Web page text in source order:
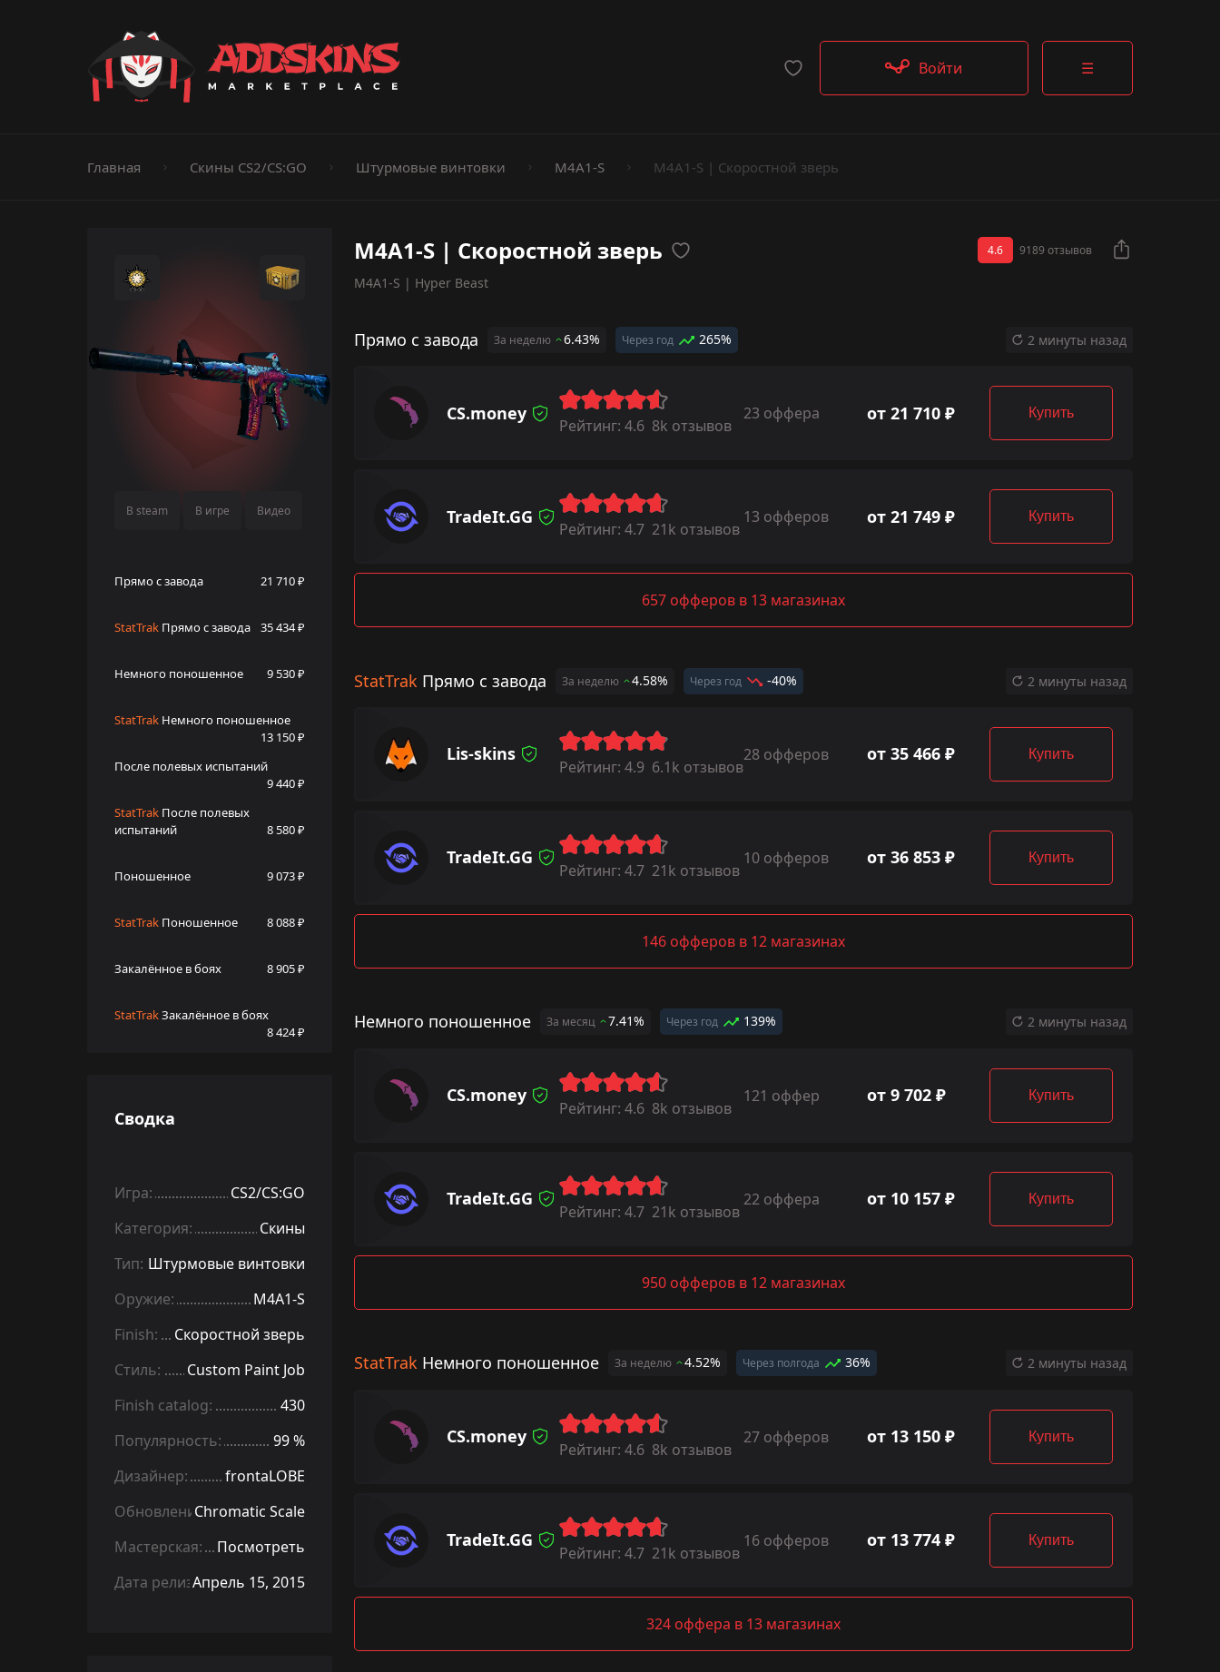
☰
Пистолеты
Ножи
Штурмовые винтовки
Войти
Главная Скины CS2/CS:GO Штурмовые винтовки M4A1-S M4A1-S | Скоростной зверь
M4A1-S | Скоростной зверь
M4A1-S | Hyper Beast
4.6 9189 отзывов
В steam В игре Видео
Прямо с завода 21 710 ₽
StatTrak Прямо с завода 35 434 ₽
Немного поношенное 9 530 ₽
StatTrak Немного поношенное
13 150 ₽
После полевых испытаний
9 440 ₽
StatTrak После полевых
испытаний
8 580 ₽
Поношенное 9 073 ₽
StatTrak Поношенное 8 088 ₽
Закалённое в боях 8 905 ₽
StatTrakЗакалённое в боях
8 424 ₽
Прямо с завода За неделю 6.43% Через год 265% 2 минуты назад
CS.money
Рейтинг: 4.6 8k отзывов
23 оффера от 21 710 ₽ Купить
TradeIt.GG
Рейтинг: 4.7 21k отзывов
13 офферов от 21 749 ₽ Купить
657 офферов в 13 магазинах
StatTrak Прямо с завода За неделю 4.58% Через год -40% 2 минуты назад
Lis-skins
Рейтинг: 4.9 6.1k отзывов
28 офферов от 35 466 ₽ Купить
TradeIt.GG
Рейтинг: 4.7 21k отзывов
10 офферов от 36 853 ₽ Купить
146 офферов в 12 магазинах
Немного поношенное За месяц 7.41% Через год 139% 2 минуты назад
CS.money
Рейтинг: 4.6 8k отзывов
121 оффер от 9 702 ₽ Купить
TradeIt.GG
Рейтинг: 4.7 21k отзывов
22 оффера от 10 157 ₽ Купить
950 офферов в 12 магазинах
StatTrak Немного поношенное За неделю 4.52% Через полгода 36% 2 минуты назад
CS.money
Рейтинг: 4.6 8k отзывов
27 офферов от 13 150 ₽ Купить
TradeIt.GG
Рейтинг: 4.7 21k отзывов
16 офферов от 13 774 ₽ Купить
324 оффера в 13 магазинах
Сводка
Игра:
CS2/CS:GO
Категория:
Скины
Тип: Штурмовые винтовки
Оружие:
M4A1-S
Finish:
Скоростной зверь
Стиль:
Custom Paint Job
Finish catalog:
430
Популярность:
99 %
Дизайнер:
frontaLOBE
Обновление:Chromatic Scale
Мастерская:
Посмотреть
Дата релиза:Апрель 15, 2015